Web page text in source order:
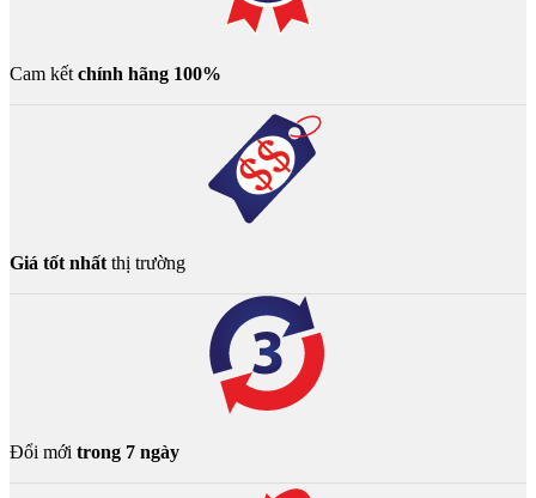
Cam kết chính hãng 100%
Giá tốt nhất thị trường
Đổi mới trong 7 ngày